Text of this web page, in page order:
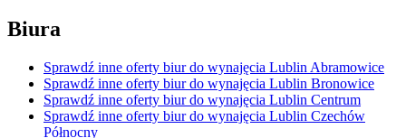
Biura
Sprawdź inne oferty biur do wynajęcia Lublin Abramowice
Sprawdź inne oferty biur do wynajęcia Lublin Bronowice
Sprawdź inne oferty biur do wynajęcia Lublin Centrum
Sprawdź inne oferty biur do wynajęcia Lublin Czechów
Północny